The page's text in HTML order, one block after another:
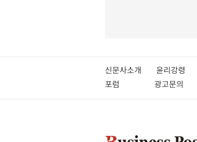
신문사소개 윤리강령
포럼
광고문의